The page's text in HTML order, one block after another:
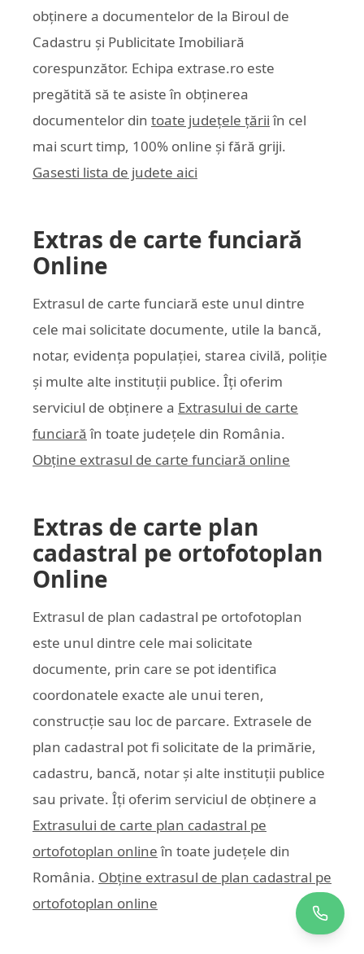
obținere a documentelor de la Biroul de
Cadastru și Publicitate Imobiliară
corespunzător. Echipa extrase.ro este
pregătită să te asiste în obținerea
documentelor din toate județele țării în cel
mai scurt timp, 100% online și fără griji.
Gasesti lista de judete aici
Extras de carte funciară
Online
Extrasul de carte funciară este unul dintre
cele mai solicitate documente, utile la bancă,
notar, evidența populației, starea civilă, poliție
și multe alte instituții publice. Îți oferim
serviciul de obținere a Extrasului de carte
funciară în toate județele din România.
Obține extrasul de carte funciară online
Extras de carte plan
cadastral pe ortofotoplan
Online
Extrasul de plan cadastral pe ortofotoplan
este unul dintre cele mai solicitate
documente, prin care se pot identifica
coordonatele exacte ale unui teren,
construcție sau loc de parcare. Extrasele de
plan cadastral pot fi solicitate de la primărie,
cadastru, bancă, notar și alte instituții publice
sau private. Îți oferim serviciul de obținere a
Extrasului de carte plan cadastral pe
ortofotoplan online în toate județele din
România. Obține extrasul de plan cadastral pe
ortofotoplan online